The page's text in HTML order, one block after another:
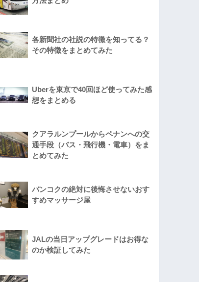
各新聞社の社説の特徴を知ってる？
その特徴をまとめてみた
Uberを東京で40回ほど使ってみた感
想をまとめる
クアラルンプールからペナンへの交
通手段（バス・飛行機・電車）をま
とめてみた
バンコクの絶対に後悔させないおす
すめマッサージ屋
JALの当日アップグレードはお得な
のか検証してみた